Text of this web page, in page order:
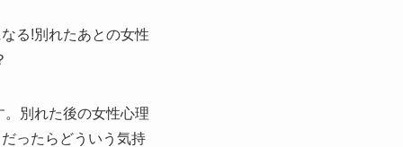
る!別れたあとの女性
別れた後の女性心理
ったらどういう気持